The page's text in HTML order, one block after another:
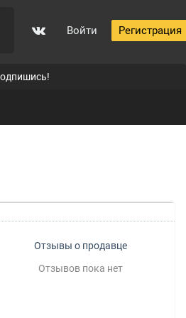
Войти Регистрация
Отзывы о продавце
Отзывов пока нет